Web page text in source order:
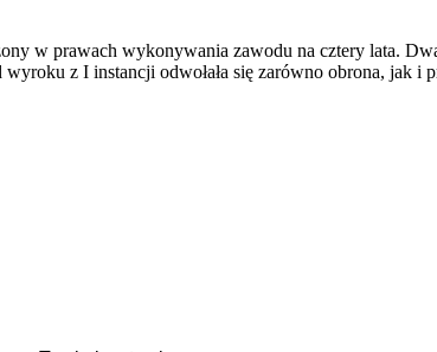
w prawach wykonywania zawodu na cztery lata.
z I instancji odwołała się zarówno obrona, jak i